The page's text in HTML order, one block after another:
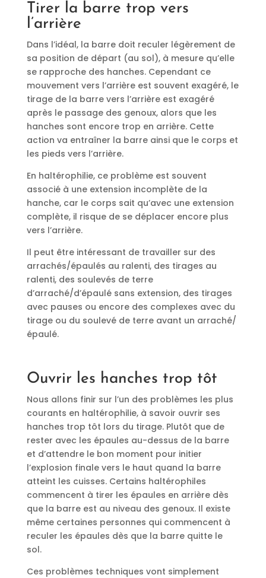
Tirer la barre trop vers
l’arrière
Dans l’idéal, la barre doit reculer légèrement de
sa position de départ (au sol), à mesure qu’elle
se rapproche des hanches. Cependant ce
mouvement vers l’arrière est souvent exagéré, le
tirage de la barre vers l’arrière est exagéré
après le passage des genoux, alors que les
hanches sont encore trop en arrière. Cette
action va entraîner la barre ainsi que le corps et
les pieds vers l’arrière.
En haltérophilie, ce problème est souvent
associé à une extension incomplète de la
hanche, car le corps sait qu’avec une extension
complète, il risque de se déplacer encore plus
vers l’arrière.
Il peut être intéressant de travailler sur des
arrachés/épaulés au ralenti, des tirages au
ralenti, des soulevés de terre
d’arraché/d’épaulé sans extension, des tirages
avec pauses ou encore des complexes avec du
tirage ou du soulevé de terre avant un arraché/
épaulé.
Ouvrir les hanches trop tôt
Nous allons finir sur l’un des problèmes les plus
courants en haltérophilie, à savoir ouvrir ses
hanches trop tôt lors du tirage. Plutôt que de
rester avec les épaules au-dessus de la barre
et d’attendre le bon moment pour initier
l’explosion finale vers le haut quand la barre
atteint les cuisses. Certains haltérophiles
commencent à tirer les épaules en arrière dès
que la barre est au niveau des genoux. Il existe
même certaines personnes qui commencent à
reculer les épaules dès que la barre quitte le
sol.
Ces problèmes techniques vont simplement